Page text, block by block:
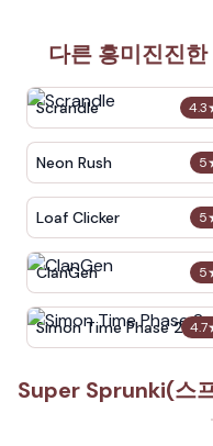
다른 흥미진진
4.3
Scrandle
5
Neon Rush
5
Loaf Clicker
5
ClanGen
4.7
Simon Time Phase 2
Super Sprunki(스